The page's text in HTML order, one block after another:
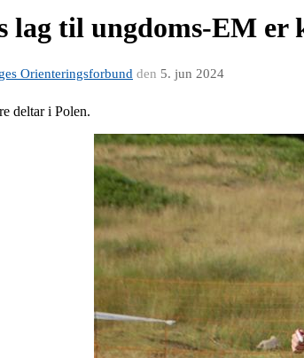
lag til ungdoms-EM er
Orienteringsforbund den 5. jun 2024
deltar i Polen.